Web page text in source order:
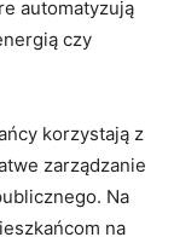
automatyzują
czy
korzystają z
zarządzanie
Na
na